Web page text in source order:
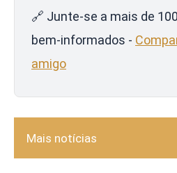
🔗 Junte-se a mais de
bem-informados -
amigo
Mais notícias